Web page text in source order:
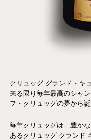
クリュッグ グランド・キ
来る限り毎年最高のシャ
フ・クリュッグの夢から誕
毎年クリュッグは、豊か
あるクリュッグ グランド